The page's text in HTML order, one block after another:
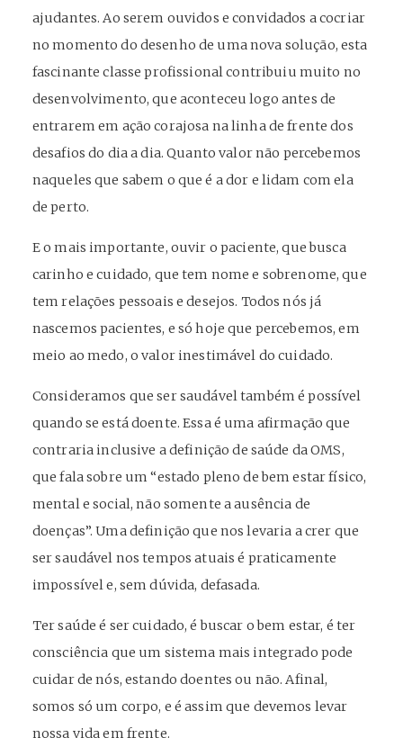
ajudantes. Ao serem ouvidos e convidados a cocriar
no momento do desenho de uma nova solução, esta
fascinante classe profissional contribuiu muito no
desenvolvimento, que aconteceu logo antes de
entrarem em ação corajosa na linha de frente dos
desafios do dia a dia. Quanto valor não percebemos
naqueles que sabem o que é a dor e lidam com ela
de perto.
E o mais importante, ouvir o paciente, que busca
carinho e cuidado, que tem nome e sobrenome, que
tem relações pessoais e desejos. Todos nós já
nascemos pacientes, e só hoje que percebemos, em
meio ao medo, o valor inestimável do cuidado.
Consideramos que ser saudável também é possível
quando se está doente. Essa é uma afirmação que
contraria inclusive a definição de saúde da OMS,
que fala sobre um “estado pleno de bem estar físico,
mental e social, não somente a ausência de
doenças”. Uma definição que nos levaria a crer que
ser saudável nos tempos atuais é praticamente
impossível e, sem dúvida, defasada.
Ter saúde é ser cuidado, é buscar o bem estar, é ter
consciência que um sistema mais integrado pode
cuidar de nós, estando doentes ou não. Afinal,
somos só um corpo, e é assim que devemos levar
nossa vida em frente.